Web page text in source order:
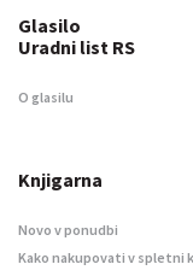
Glasilo
Uradni list RS
O glasilu
Knjigarna
Novo v ponudbi
Kako nakupovati v spletni